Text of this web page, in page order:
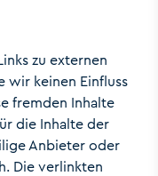
zu externen
wir keinen Einfluss
fremden Inhalte
die Inhalte der
Anbieter oder
Die verlinkten